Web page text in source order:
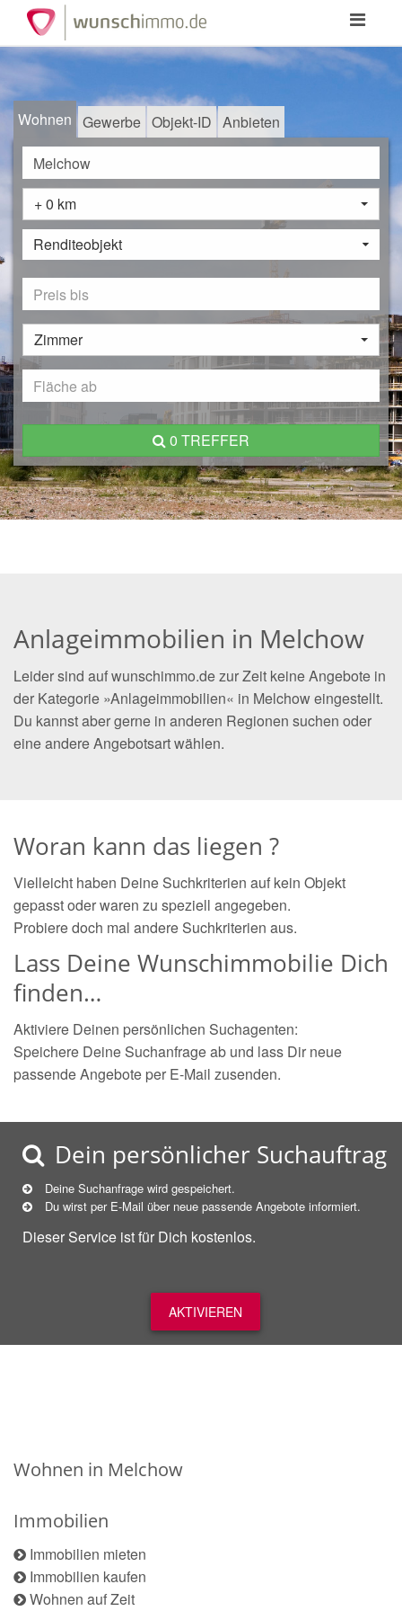
Toggle
Wohnen Gewerbe Objekt-ID Anbieten
+ 0 km
Renditeobjekt
Zimmer
0 TREFFER
Anlageimmobilien in Melchow
Leider sind auf wunschimmo.de zur Zeit keine Angebote in
der Kategorie »Anlageimmobilien« in Melchow eingestellt.
Du kannst aber gerne in anderen Regionen suchen oder
eine andere Angebotsart wählen.
Woran kann das liegen ?
Vielleicht haben Deine Suchkriterien auf kein Objekt
gepasst oder waren zu speziell angegeben.
Probiere doch mal andere Suchkriterien aus.
Lass Deine Wunschimmobilie Dich
finden…
Aktiviere Deinen persönlichen Suchagenten:
Speichere Deine Suchanfrage ab und lass Dir neue
passende Angebote per E-Mail zusenden.
Dein persönlicher Suchauftrag
Deine Suchanfrage wird gespeichert.
Du wirst per E-Mail über neue passende Angebote informiert.
Dieser Service ist für Dich kostenlos.
AKTIVIEREN
Wohnen in Melchow
Immobilien
Immobilien mieten
Immobilien kaufen
Wohnen auf Zeit